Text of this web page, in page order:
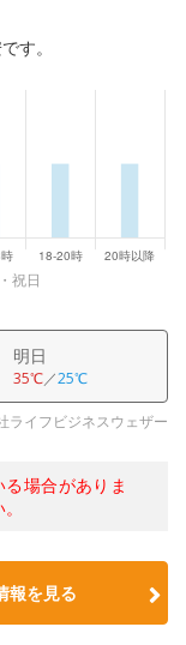
す。
祝日
明日
35℃／25℃
ライフビジネスウェザー
場合がありま
報を見る